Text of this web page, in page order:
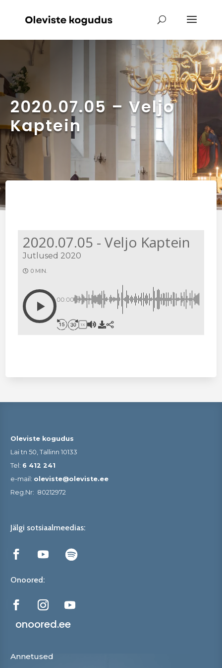
2020.07.05 – Veljo
Kaptein
2020.07.05 - Veljo Kaptein
Jutlused 2020
0 MIN.
00:00
1X
Oleviste kogudus
Lai tn 50, Tallinn 10133
Tel: 6 412 241
e-mail: oleviste@oleviste.ee
Reg.Nr: 80212972
Jälgi sotsiaalmeedias:
Onoored:
onoored.ee
Annetused